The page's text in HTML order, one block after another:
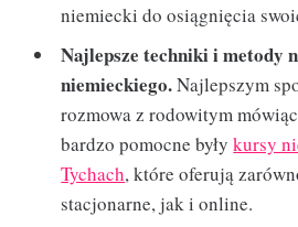
niemiecki do osiągnięcia
Najlepsze techniki i metody
niemieckiego.Najlepszym
rozmowa z rodowitym
bardzo pomocne byłykursy
Tychach, które oferują
stacjonarne, jak i online.